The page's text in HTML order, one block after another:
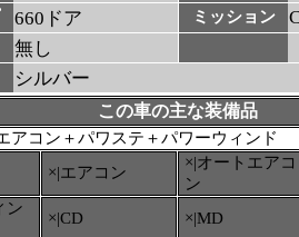
660ドア ミッション
無し
シルバー
この車の主な装備品
アコン＋パワステ＋パワーウィンド
×|エアコン
×|オートエアコ
ン
ン
×|CD ×|MD